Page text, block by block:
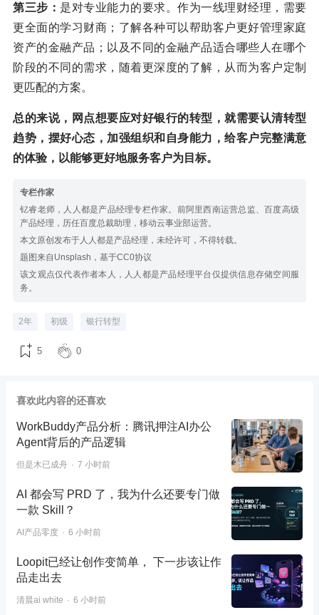
第三步： 是对专业能力的要求。作为一线理财经理，需要
更全面的学习财商；了解各种可以帮助客户更好管理家庭
资产的金融产品；以及不同的金融产品适合哪些人在哪个
阶段的不同的需求，随着更深度的了解，从而为客户定制
更匹配的方案。
总的来说，网点想要应对好银行的转型，就需要认清转型
趋势，摆好心态，加强组织和自身能力，给客户完整满意
的体验，以能够更好地服务客户为目标。
专栏作家
钇睿老师，人人都是产品经理专栏作家。前阿里西南运营总监、百度高级
产品经理，历任百度总裁助理，移动云事业部运营。
本文原创发布于人人都是产品经理，未经许可，不得转载。
题图来自Unsplash，基于CC0协议
该文观点仅代表作者本人，人人都是产品经理平台仅提供信息存储空间服
务。
2年 初级 银行转型
5 0
喜欢此内容的还喜欢
WorkBuddy产品分析：腾讯押注AI办公
Agent背后的产品逻辑
但是木已成舟 7 小时前
AI 都会写 PRD 了，我为什么还要专门做
一款 Skill？
AI产品零度 6 小时前
Loopit已经让创作变简单， 下一步该让作
品走出去
清晨ai white 6 小时前